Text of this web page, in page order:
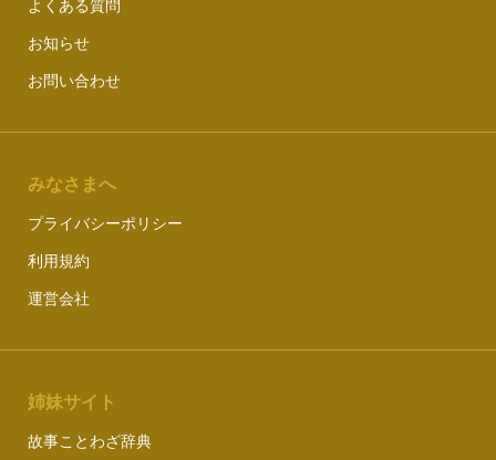
よくある質問
お知らせ
お問い合わせ
みなさまへ
プライバシーポリシー
利用規約
運営会社
姉妹サイト
故事ことわざ辞典